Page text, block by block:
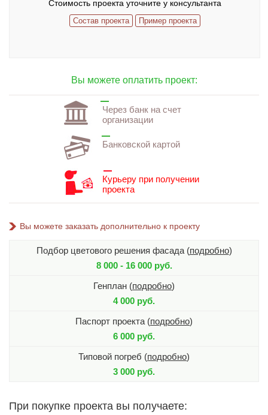
Стоимость проекта уточните у консультанта
Состав проекта Пример проекта
Вы можете оплатить проект:
Через банк на счет
организации
Банковской картой
Курьеру при получении
проекта
Вы можете заказать дополнительно к проекту
Подбор цветового решения фасада (подробно)
8 000 - 16 000 руб.
Генплан (подробно)
4 000 руб.
Паспорт проекта (подробно)
6 000 руб.
Типовой погреб (подробно)
3 000 руб.
При покупке проекта вы получаете: